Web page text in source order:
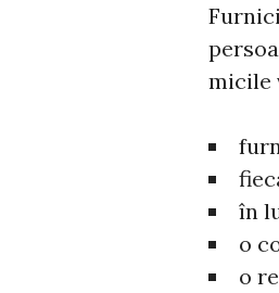
micile
în
o
o